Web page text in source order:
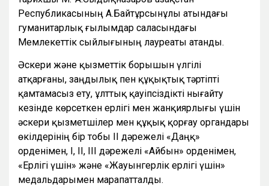
Республикасының А.Байтұрсынұлы атындағы
гуманитарлық ғылымдар саласындағы
Мемлекеттік сыйлығының лауреаты атанды.
Әскери және қызметтік борышын үлгілі
атқарғаны, заңдылық пен құқықтық тәртіпті
қамтамасыз ету, ұлттық қауіпсіздікті нығайту
кезінде көрсеткен ерлігі мен жанқиярлығы үшін
әскери қызметшілер мен құқық қорғау органдары
өкілдерінің бір тобы ІІ дәрежелі «Даңқ»
орденімен, I, ІІ, ІІІ дәрежелі «Айбын» орденімен,
«Ерлігі үшін» және «Жауынгерлік ерлігі үшін»
медальдарымен марапатталды.